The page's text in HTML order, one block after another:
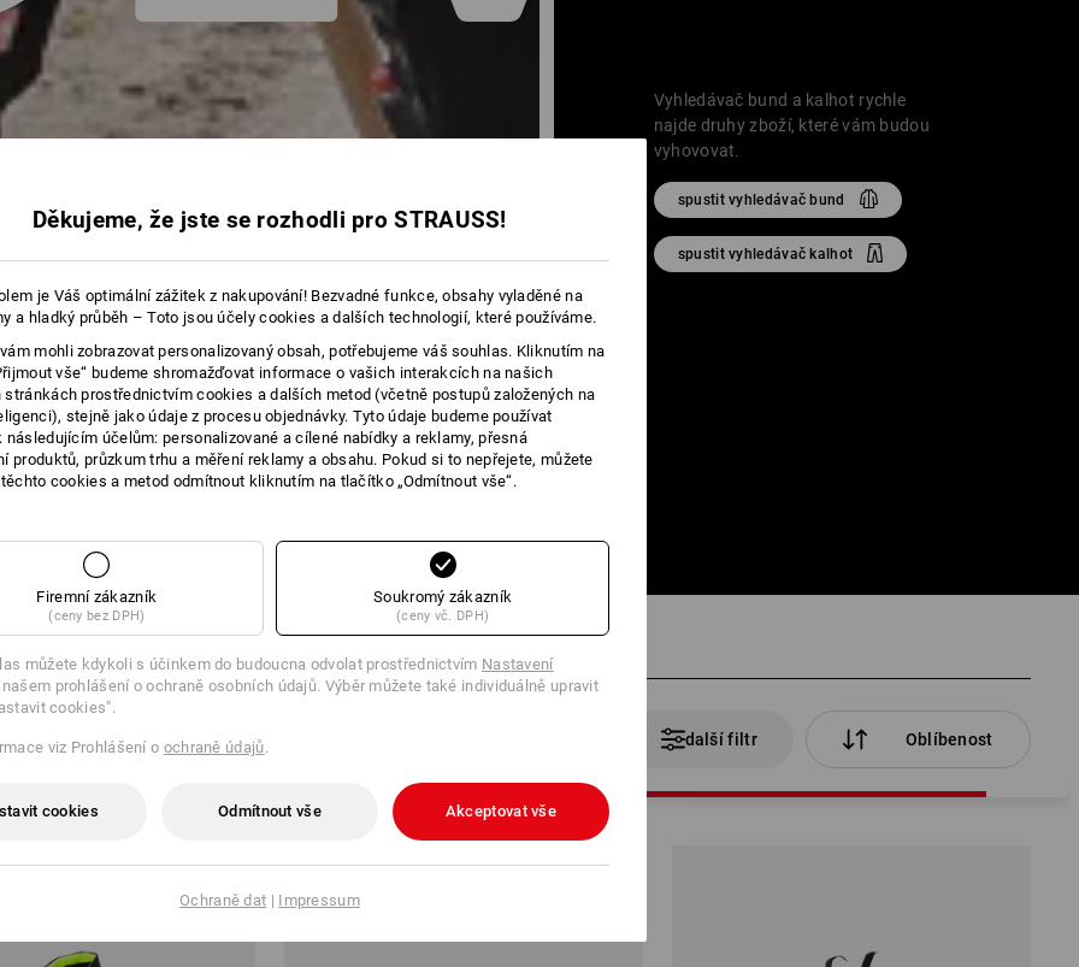
Vyhledávač bund a kalhot rychle
najde druhy zboží, které vám budou
vyhovovat.
spustit vyhledávač bund
spustit vyhledávač kalhot
další filtr Oblíbenost
Děkujeme, že jste se rozhodli pro STRAUSS!
je Váš optimální zážitek z nakupování! Bezvadné funkce, obsahy vyladěné na
a hladký průběh – Toto jsou účely cookies a dalších technologií, které používáme.
mohli zobrazovat personalizovaný obsah, potřebujeme váš souhlas. Kliknutím na
vše“ budeme shromažďovat informace o vašich interakcích na našich
stránkách prostřednictvím cookies a dalších metod (včetně postupů založených na
stejně jako údaje z procesu objednávky. Tyto údaje budeme používat
následujícím účelům: personalizované a cílené nabídky a reklamy, přesná
produktů, průzkum trhu a měření reklamy a obsahu. Pokud si to nepřejete, můžete
cookies a metod odmítnout kliknutím na tlačítko „Odmítnout vše“.
Firemní zákazník
(ceny bez DPH)
Soukromý zákazník
(ceny vč. DPH)
můžete kdykoli s účinkem do budoucna odvolat prostřednictvím Nastavení
prohlášení o ochraně osobních údajů. Výběr můžete také individuálně upravit
cookies".
viz Prohlášení o ochraně údajů.
cookies Odmítnout vše Akceptovat vše
Ochraně dat | Impressum